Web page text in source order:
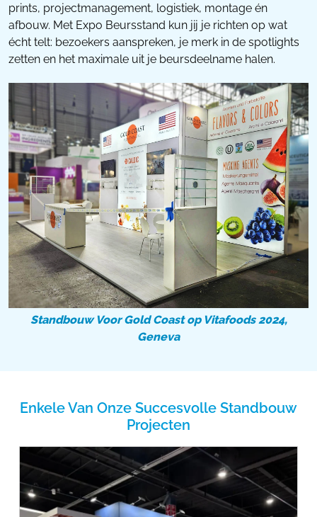
prints, projectmanagement, logistiek, montage én
afbouw. Met Expo Beursstand kun jij je richten op wat
écht telt: bezoekers aanspreken, je merk in de spotlights
zetten en het maximale uit je beursdeelname halen.
Standbouw Voor Gold Coast op Vitafoods 2024,
Geneva
Enkele Van Onze Succesvolle Standbouw
Projecten